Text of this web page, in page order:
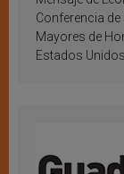
Conferencia
Mayores de
Estados Unidos